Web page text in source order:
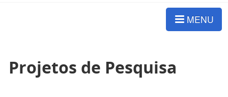
MENU
Projetos de Pesquisa